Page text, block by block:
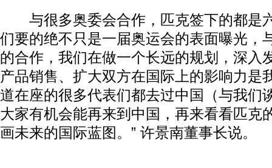
与很多奥委会合作，匹克签下的都是
们要的绝不只是一届奥运会的表面曝光，
的合作，我们在做一个长远的规划，深入
产品销售、扩大双方在国际上的影响力是
道在座的很多代表们都去过中国（与我们
大家有机会能再来到中国，再来看看匹克
画未来的国际蓝图。” 许景南董事长说。